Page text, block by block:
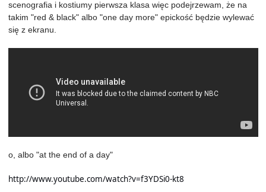
scenografia i kostiumy pierwsza klasa więc podejrzewam, że na
takim "red & black" albo "one day more" epickość będzie wylewać
się z ekranu.
o, albo "at the end of a day"
http://www.youtube.com/watch?v=f3YDSi0-kt8